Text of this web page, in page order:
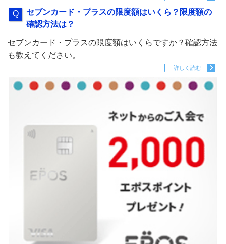
セブンカード・プラスの限度額はいくら？限度額の
確認方法は？
セブンカード・プラスの限度額はいくらですか？確認方法
も教えてください。
詳しく読む